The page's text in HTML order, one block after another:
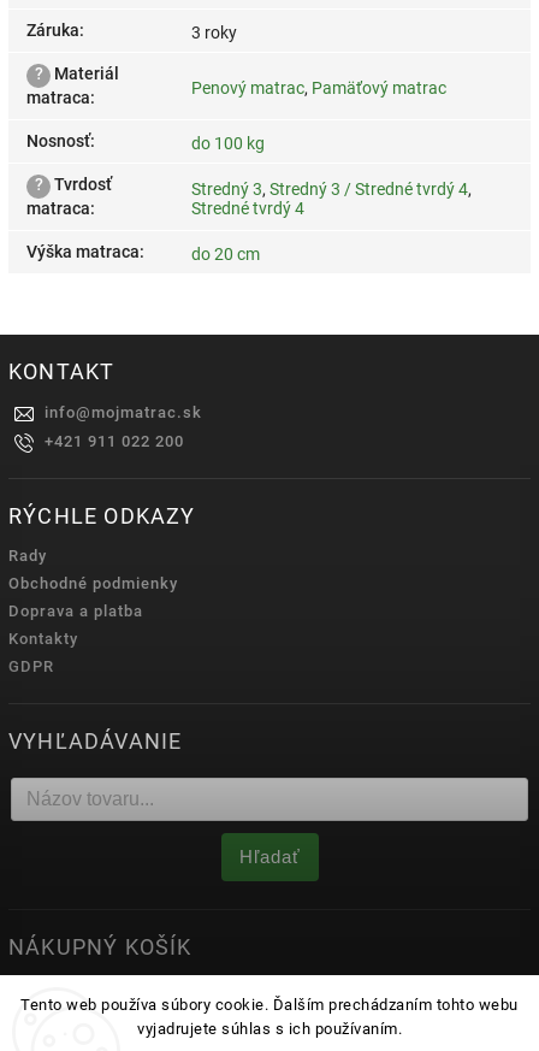
Tento web používa súbory cookie. Ďalším prechádzaním tohto webu
vyjadrujete súhlas s ich používaním.
Záruka: 3 roky
?
Materiál
matraca: Penový matrac, Pamäťový matrac
Nosnosť: do 100 kg
? Tvrdosť
matraca:
Stredný 3, Stredný 3 / Stredné tvrdý 4,
Stredné tvrdý 4
Výška matraca: do 20 cm
KONTAKT
info@mojmatrac.sk
+421 911 022 200
RÝCHLE ODKAZY
Rady
Obchodné podmienky
Doprava a platba
Kontakty
GDPR
VYHĽADÁVANIE
Hľadať
NÁKUPNÝ KOŠÍK
0ks /0 €